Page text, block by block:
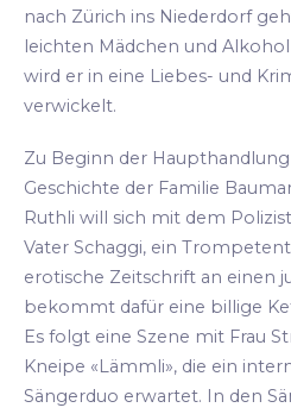
nach Zürich ins Niederdorf
leichten Mädchen und
wird er in eine Liebes- und
verwickelt.
Zu Beginn der
Geschichte der Familie
Ruthli will sich mit dem
Vater Schaggi, ein
erotische Zeitschrift an einen
bekommt dafür eine billige
Es folgt eine Szene mit Frau
Kneipe «Lämmli», die ein
Sängerduo erwartet. In den